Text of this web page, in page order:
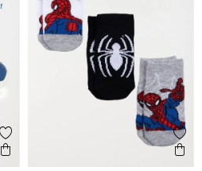
Ajouter aux favoris
Aperçu rapide